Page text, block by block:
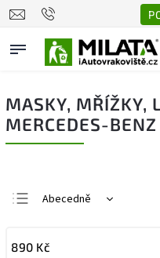
MASKY, MŘÍŽKY,
MERCEDES-BENZ
Abecedně
Nejdražší
890 Kč